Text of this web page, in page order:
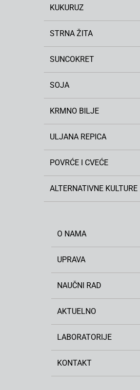
KUKURUZ
STRNA ŽITA
SUNCOKRET
SOJA
KRMNO BILJE
ULJANA REPICA
POVRĆE I CVEĆE
ALTERNATIVNE KULTURE
O NAMA
UPRAVA
NAUČNI RAD
AKTUELNO
LABORATORIJE
KONTAKT